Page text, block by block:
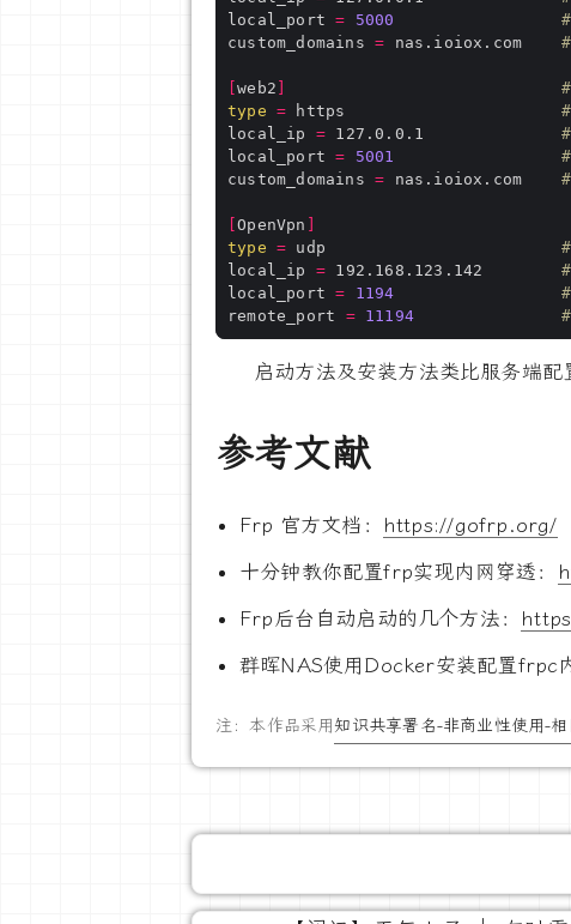
local_port = 5000
custom_domains = nas.ioiox.com
[web2
type
= https
local_ip = 127.0.0.1
local_port = 5001
custom_domains = nas.ioiox.com
[OpenVpn
type
= udp
local_ip = 192.168.123.142
local_port = 1194
remote_port = 11194
启动方法及安装方法类比服务端配
参考文献
Frp 官方文档：
https://gofrp.org/
十分钟教你配置frp实现内网穿透：
Frp后台自动启动的几个方法：
群晖NAS使用Docker安装配置frpc
注：本作品采用知识共享署名-非商业性使用-